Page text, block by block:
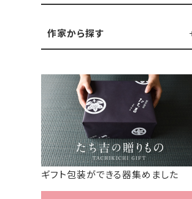
作家から探す
ギフト包装ができる器集めました